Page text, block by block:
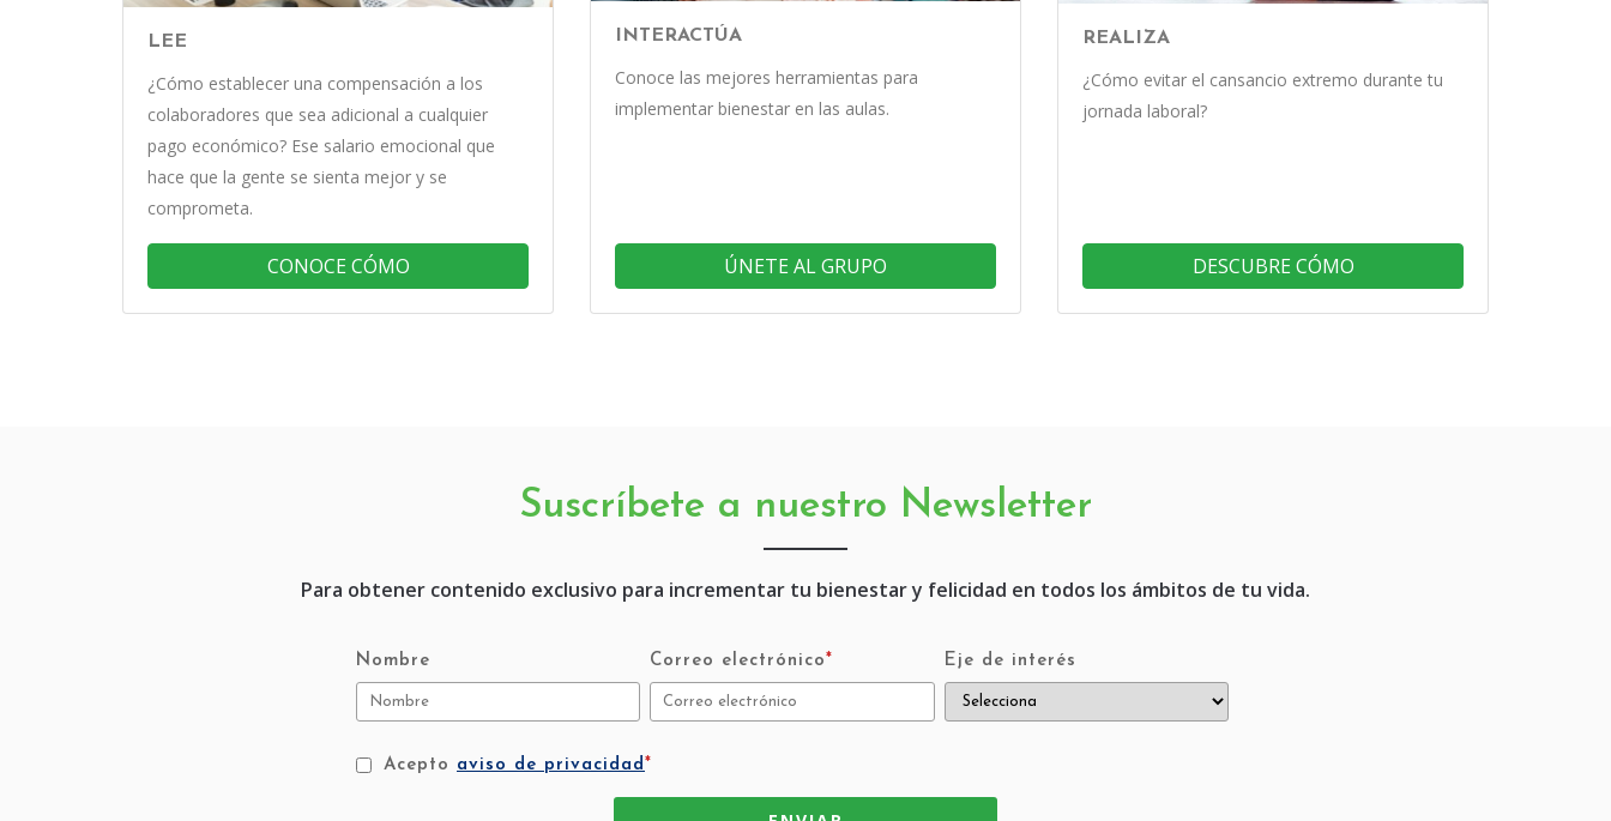
LEE
¿Cómo establecer una compensación a los
colaboradores que sea adicional a cualquier
pago económico? Ese salario emocional que
hace que la gente se sienta mejor y se
comprometa.
CONOCE CÓMO
INTERACTÚA
Conoce las mejores herramientas para
implementar bienestar en las aulas.
ÚNETE AL GRUPO
REALIZA
¿Cómo evitar el cansancio extremo durante tu
jornada laboral?
DESCUBRE CÓMO
Suscríbete a nuestro Newsletter
Para obtener contenido exclusivo para incrementar tu bienestar y felicidad en todos los ámbitos de tu vida.
Nombre Correo electrónico* Eje de interés
Acepto aviso de privacidad*